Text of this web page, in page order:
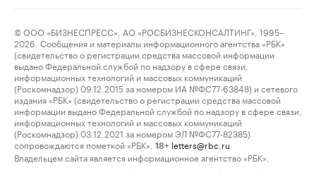
© ООО «БИЗНЕСПРЕСС», АО «РОСБИЗНЕСКОНСАЛТИНГ», 1995–
2026. Сообщения и материалы информационного агентства «РБК»
(свидетельство о регистрации средства массовой информации
выдано Федеральной службой по надзору в сфере связи,
информационных технологий и массовых коммуникаций
(Роскомнадзор) 09.12.2015 за номером ИА №ФС77-63848) и сетевого
издания «РБК» (свидетельство о регистрации средства массовой
информации выдано Федеральной службой по надзору в сфере связи,
информационных технологий и массовых коммуникаций
(Роскомнадзор) 03.12.2021 за номером ЭЛ №ФС77-82385)
сопровождаются пометкой «РБК».
18+ letters@rbc.ru
Владельцем сайта является информационное агентство «РБК».